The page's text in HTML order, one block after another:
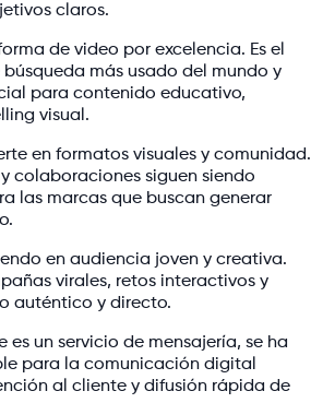
claros.
de video por excelencia. Es el
más usado del mundo y
para contenido educativo,
visual.
en formatos visuales y comunidad.
y colaboraciones siguen siendo
las marcas que buscan generar
en audiencia joven y creativa.
virales, retos interactivos y
auténtico y directo.
es un servicio de mensajería, se ha
para la comunicación digital
al cliente y difusión rápida de